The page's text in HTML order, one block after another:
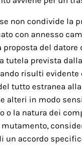
non condivide la
con annesso
del datore
tutela prevista
risulti evidente
tutto estranea
alteri in modo
o la natura dei
mutamento,
un accordo